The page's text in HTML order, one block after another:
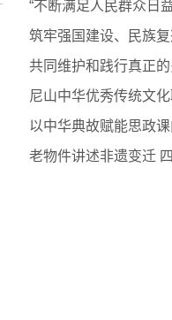
筑牢强国建设、民族
共同维护和践行真正
以中华典故赋能思政
老物件讲述非遗变迁